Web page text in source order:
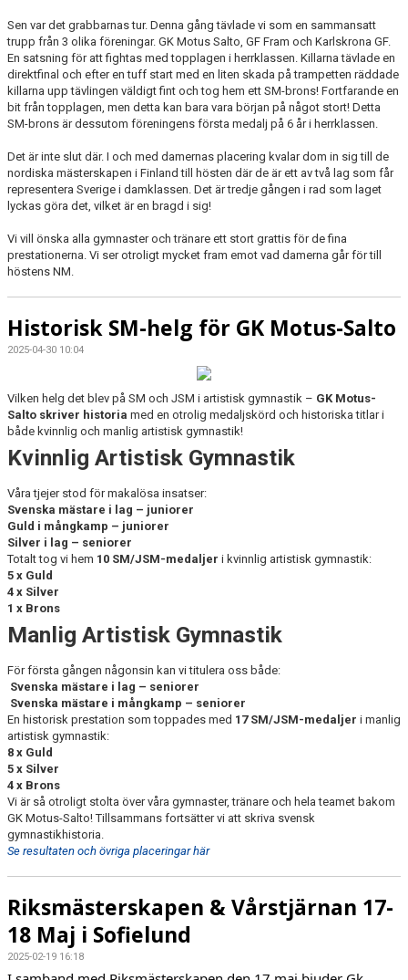
Sen var det grabbarnas tur. Denna gång tävlade vi som en sammansatt
trupp från 3 olika föreningar. GK Motus Salto, GF Fram och Karlskrona GF.
En satsning för att fightas med topplagen i herrklassen. Killarna tävlade en
direktfinal och efter en tuff start med en liten skada på trampetten räddade
killarna upp tävlingen väldigt fint och tog hem ett SM-brons! Fortfarande en
bit från topplagen, men detta kan bara vara början på något stort! Detta
SM-brons är dessutom föreningens första medalj på 6 år i herrklassen.
Det är inte slut där. I och med damernas placering kvalar dom in sig till de
nordiska mästerskapen i Finland till hösten där de är ett av två lag som får
representera Sverige i damklassen. Det är tredje gången i rad som laget
lyckas göra det, vilket är en bragd i sig!
Vi vill önska alla gymnaster och tränare ett stort grattis för de fina
prestationerna. Vi ser otroligt mycket fram emot vad damerna går för till
höstens NM.
Historisk SM-helg för GK Motus-Salto
2025-04-30 10:04
Vilken helg det blev på SM och JSM i artistisk gymnastik – GK Motus-
Salto skriver historia med en otrolig medaljskörd och historiska titlar i
både kvinnlig och manlig artistisk gymnastik!
Kvinnlig Artistisk Gymnastik
Våra tjejer stod för makalösa insatser:
Svenska mästare i lag – juniorer
Guld i mångkamp – juniorer
Silver i lag – seniorer
Totalt tog vi hem 10 SM/JSM-medaljer i kvinnlig artistisk gymnastik:
5 x Guld
4 x Silver
1 x Brons
Manlig Artistisk Gymnastik
För första gången någonsin kan vi titulera oss både:
Svenska mästare i lag – seniorer
Svenska mästare i mångkamp – seniorer
En historisk prestation som toppades med 17 SM/JSM-medaljer i manlig
artistisk gymnastik:
8 x Guld
5 x Silver
4 x Brons
Vi är så otroligt stolta över våra gymnaster, tränare och hela teamet bakom
GK Motus-Salto! Tillsammans fortsätter vi att skriva svensk
gymnastikhistoria.
Se resultaten och övriga placeringar här
Riksmästerskapen & Vårstjärnan 17-
18 Maj i Sofielund
2025-02-19 16:18